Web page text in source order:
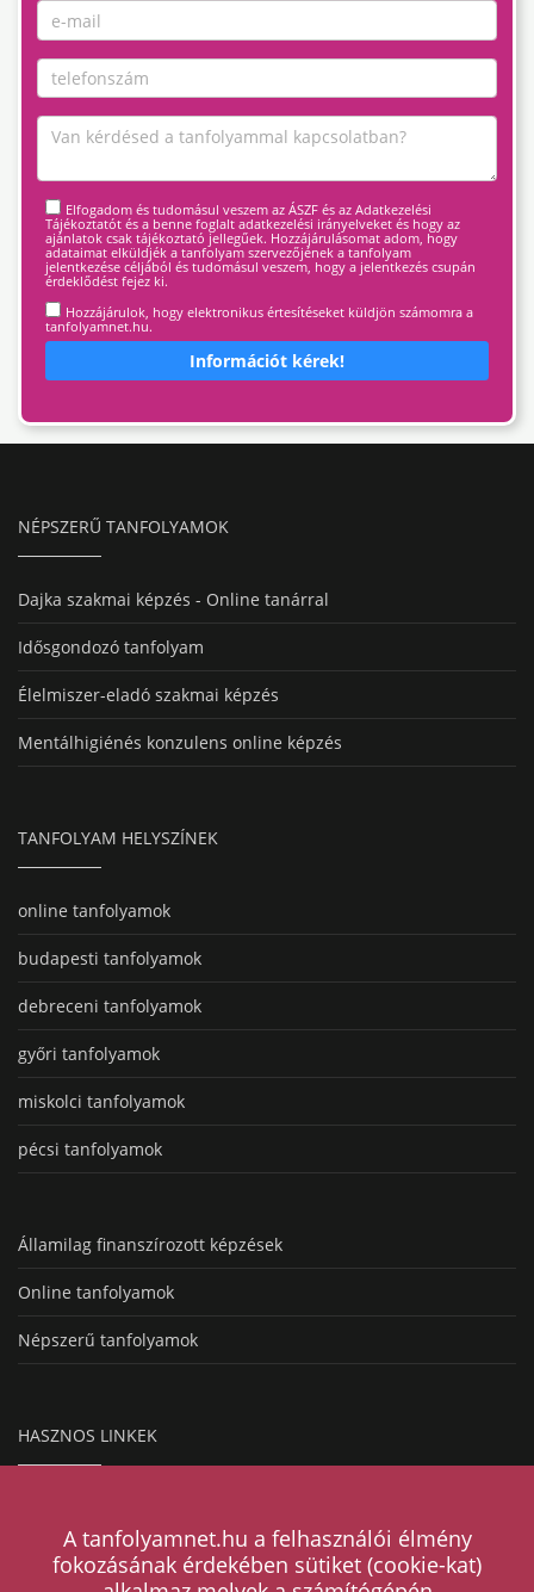
Elfogadom és tudomásul veszem az ÁSZF és az Adatkezelési
Tájékoztatót és a benne foglalt adatkezelési irányelveket és hogy az
ajánlatok csak tájékoztató jellegűek. Hozzájárulásomat adom, hogy
adataimat elküldjék a tanfolyam szervezőjének a tanfolyam
jelentkezése céljából és tudomásul veszem, hogy a jelentkezés csupán
érdeklődést fejez ki.
Hozzájárulok, hogy elektronikus értesítéseket küldjön számomra a
tanfolyamnet.hu.
Információt kérek!
NÉPSZERŰ TANFOLYAMOK
Dajka szakmai képzés - Online tanárral
Idősgondozó tanfolyam
Élelmiszer-eladó szakmai képzés
Mentálhigiénés konzulens online képzés
TANFOLYAM HELYSZÍNEK
online tanfolyamok
budapesti tanfolyamok
debreceni tanfolyamok
győri tanfolyamok
miskolci tanfolyamok
pécsi tanfolyamok
Államilag finanszírozott képzések
Online tanfolyamok
Népszerű tanfolyamok
HASZNOS LINKEK
Magazin
A tanfolyamnet.hu a felhasználói élmény
fokozásának érdekében sütiket (cookie-kat)